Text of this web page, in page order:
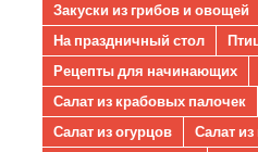
Закуски из грибов и овощей
На праздничный стол
Рецепты для начинающих
Салат из крабовых палочек
Салат из огурцов
Салат